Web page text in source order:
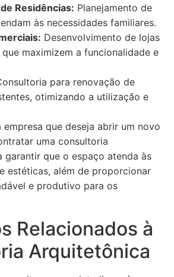
Residências: Planejamento de
às necessidades familiares.
Desenvolvimento de lojas
maximizem a funcionalidade e
para renovação de
otimizando a utilização e
empresa que deseja abrir um novo
uma consultoria
garantir que o espaço atenda às
estéticas, além de proporcionar
e produtivo para os
Relacionados à
Arquitetônica